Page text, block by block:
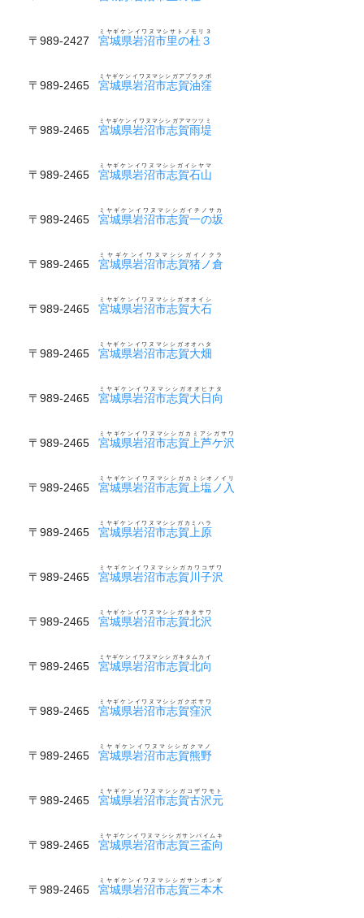
〒989-2427 宮城県岩沼市里の杜３
ミヤギケンイワヌマシサトノモリ３
〒989-2465 宮城県岩沼市志賀油窪
ミヤギケンイワヌマシシガアブラクボ
〒989-2465 宮城県岩沼市志賀雨堤
ミヤギケンイワヌマシシガアマツツミ
〒989-2465 宮城県岩沼市志賀石山
ミヤギケンイワヌマシシガイシヤマ
〒989-2465 宮城県岩沼市志賀一の坂
ミヤギケンイワヌマシシガイチノサカ
〒989-2465 宮城県岩沼市志賀猪ノ倉
ミヤギケンイワヌマシシガイノクラ
〒989-2465 宮城県岩沼市志賀大石
ミヤギケンイワヌマシシガオオイシ
〒989-2465 宮城県岩沼市志賀大畑
ミヤギケンイワヌマシシガオオハタ
〒989-2465 宮城県岩沼市志賀大日向
ミヤギケンイワヌマシシガオオヒナタ
〒989-2465 宮城県岩沼市志賀上芦ケ沢
ミヤギケンイワヌマシシガカミアシガサワ
〒989-2465 宮城県岩沼市志賀上塩ノ入
ミヤギケンイワヌマシシガカミシオノイリ
〒989-2465 宮城県岩沼市志賀上原
ミヤギケンイワヌマシシガカミハラ
〒989-2465 宮城県岩沼市志賀川子沢
ミヤギケンイワヌマシシガカワコザワ
〒989-2465 宮城県岩沼市志賀北沢
ミヤギケンイワヌマシシガキタサワ
〒989-2465 宮城県岩沼市志賀北向
ミヤギケンイワヌマシシガキタムカイ
〒989-2465 宮城県岩沼市志賀窪沢
ミヤギケンイワヌマシシガクボサワ
〒989-2465 宮城県岩沼市志賀熊野
ミヤギケンイワヌマシシガクマノ
〒989-2465 宮城県岩沼市志賀古沢元
ミヤギケンイワヌマシシガコザワモト
〒989-2465 宮城県岩沼市志賀三盃向
ミヤギケンイワヌマシシガサンバイムキ
〒989-2465 宮城県岩沼市志賀三本木
ミヤギケンイワヌマシシガサンボンギ